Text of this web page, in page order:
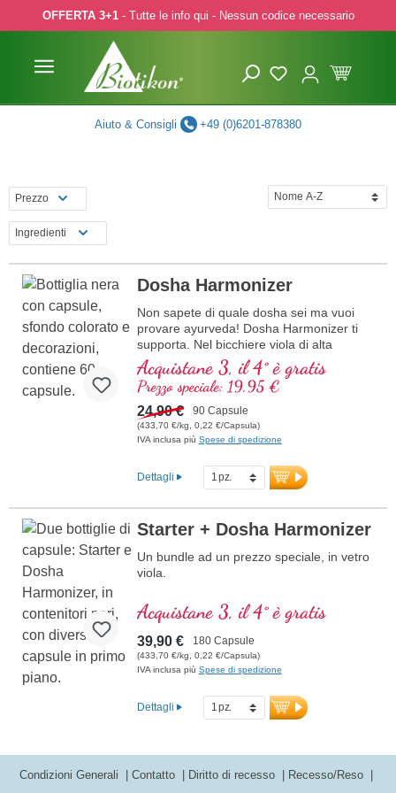
to main content
Skip to search
Skip to main navigation
OFFERTA 3+1- Tutte le info qui - Nessun codice necessario
Aiuto & Consigli +49 (0)6201-878380
Prezzo
Ingredienti
Dosha Harmonizer
Non sapete di quale dosha sei ma vuoi
provare ayurveda! Dosha Harmonizer ti
supporta. Nel bicchiere viola di alta
qualità.
Acquistane 3, il 4° è gratis
Prezzo speciale: 19,95 €
24,90 € 90 Capsule
(433,70 €/kg, 0,22 €/Capsula)
IVA inclusa più Spese di spedizione
Dettagli
Starter + Dosha Harmonizer
Un bundle ad un prezzo speciale, in vetro
viola.
Acquistane 3, il 4° è gratis
39,90 € 180 Capsule
(433,70 €/kg, 0,22 €/Capsula)
IVA inclusa più Spese di spedizione
Dettagli
Condizioni Generali Contatto Diritto di recesso Recesso/Reso